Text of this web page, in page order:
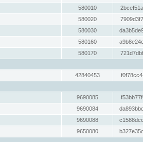
580010
580020
580030
580160
580170
42840453
9690085
9690084
9690088
9650080